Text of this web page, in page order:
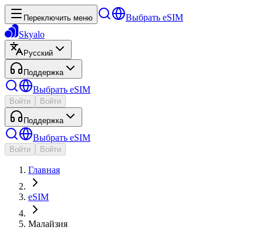
Переключить меню
Выбрать eSIM
Skyalo
Русский
Поддержка
Выбрать eSIM
Войти Войти
Поддержка
Выбрать eSIM
Войти Войти
Главная
eSIM
Малайзия